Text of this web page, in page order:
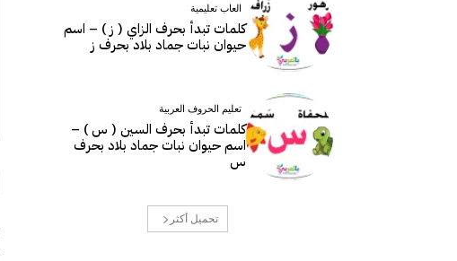
العاب تعليمية
كلمات تبدأ بحرف الزاي ( ز ) – اسم
حيوان نبات جماد بلاد بحرف ز
تعليم الحروف العربية
كلمات تبدأ بحرف السين ( س ) –
اسم حيوان نبات جماد بلاد بحرف
س
تحميل أكثر